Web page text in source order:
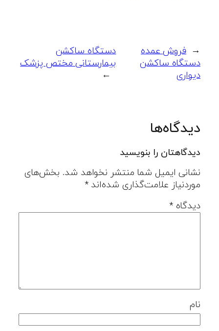
← فروش عمده
دستگاه ساکشن
دیواری
دستگاه ساکشن
بیمارستانی مختص پزشک
→
دیدگاه‌ها
دیدگاهتان را بنویسید
نشانی ایمیل شما منتشر نخواهد شد. بخش‌های
موردنیاز علامت‌گذاری شده‌اند*
دیدگاه*
نام